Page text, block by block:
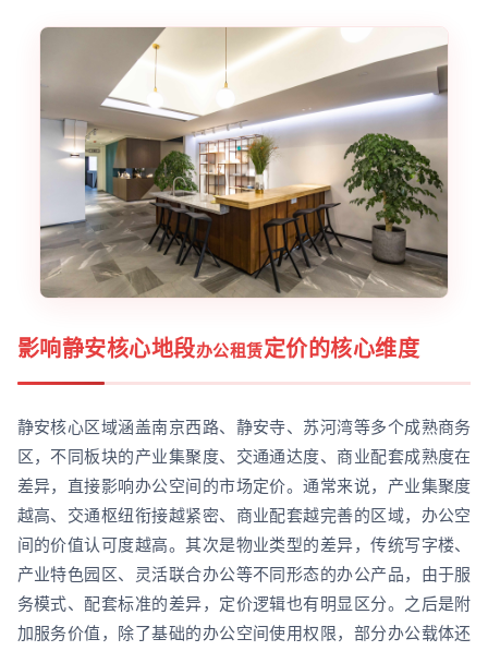
影响静安核心地段办公租赁定价的核心维度
静安核心区域涵盖南京西路、静安寺、苏河湾等多个成熟商务
区，不同板块的产业集聚度、交通通达度、商业配套成熟度在
差异，直接影响办公空间的市场定价。通常来说，产业集聚度
越高、交通枢纽衔接越紧密、商业配套越完善的区域，办公空
间的价值认可度越高。其次是物业类型的差异，传统写字楼、
产业特色园区、灵活联合办公等不同形态的办公产品，由于服
务模式、配套标准的差异，定价逻辑也有明显区分。之后是附
加服务价值，除了基础的办公空间使用权限，部分办公载体还